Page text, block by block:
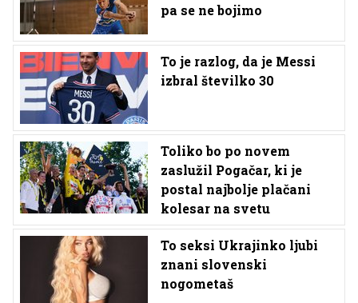
pa se ne bojimo
To je razlog, da je Messi
izbral številko 30
Toliko bo po novem
zaslužil Pogačar, ki je
postal najbolje plačani
kolesar na svetu
To seksi Ukrajinko ljubi
znani slovenski
nogometaš